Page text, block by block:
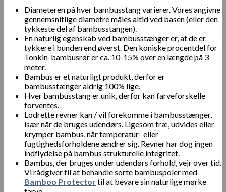
Diameteren på hver bambusstang varierer. Vores angivne
gennemsnitlige diametre måles altid ved basen (eller den
tykkeste del af bambusstangen).
En naturlig egenskab ved bambusstænger er, at de er
tykkere i bunden end øverst. Den koniske procentdel for
Tonkin-bambusrør er ca. 10-15% over en længde på 3
meter.
Bambus er et naturligt produkt, derfor er
bambusstænger aldrig 100% lige.
Hver bambusstang er unik, derfor kan farveforskelle
forventes.
Lodrette revner kan / vil forekomme i bambusstænger,
især når de bruges udendørs. Ligesom træ, udvides eller
krymper bambus, når temperatur- eller
fugtighedsforholdene ændrer sig. Revner har dog ingen
indflydelse på bambus strukturelle integritet.
Bambus, der bruges under udendørs forhold, vejr over tid.
Vi rådgiver til at behandle sorte bambuspoler med
Bamboo Protectortil at bevare sin naturlige mørke